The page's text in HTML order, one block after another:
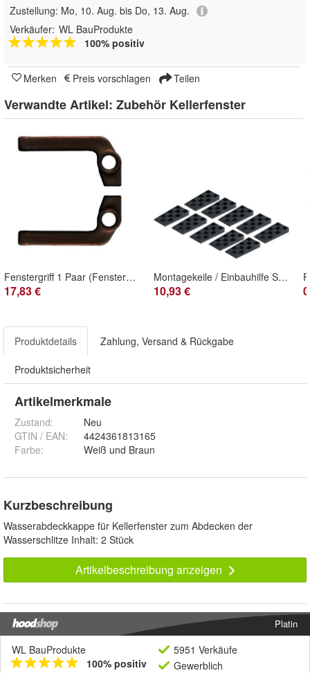
Zustellung: Mo, 10. Aug. bis Do, 13. Aug.
Verkäufer: WL BauProdukte
100% positiv
Merken Preis vorschlagen Teilen
Verwandte Artikel: Zubehör Kellerfenster
Fenstergriff 1 Paar (Fensterknebel)
17,83 €
Montagekeile / Einbauhilfe Set mit 10 Stück
10,93 €
Produktdetails Zahlung, Versand & Rückgabe
Produktsicherheit
Artikelmerkmale
Zustand:
Neu
GTIN / EAN:
4424361813165
Farbe: Weiß und Braun
Kurzbeschreibung
Wasserabdeckkappe für Kellerfenster zum Abdecken der
Wasserschlitze Inhalt: 2 Stück
Artikelbeschreibung anzeigen
Platin
WL BauProdukte
100% positiv
5951 Verkäufe
Gewerblich